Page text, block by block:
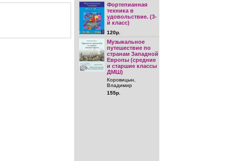
Фортепианная
техника в
удовольствие. (3-
й класс)
120р.
Музыкальное
путешествие по
странам Западной
Европы (средние
и старшие классы
ДМШ)
Коровицын,
Владимир
155р.